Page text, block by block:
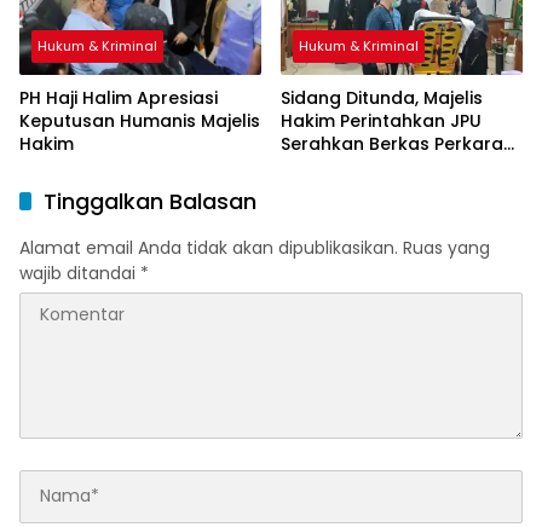
Hukum & Kriminal
PH Haji Halim Apresiasi
Keputusan Humanis Majelis
Hakim
Hukum & Kriminal
Sidang Ditunda, Majelis
Hakim Perintahkan JPU
Serahkan Berkas Perkara
Tinggalkan Balasan
Alamat email Anda tidak akan dipublikasikan. Ruas yang
wajib ditandai *